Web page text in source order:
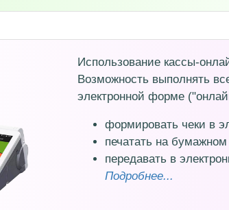
Использование кассы-
Возможность выполнять
электронной форме
формировать чеки в
печатать на бумажном
передавать в
Подробнее...